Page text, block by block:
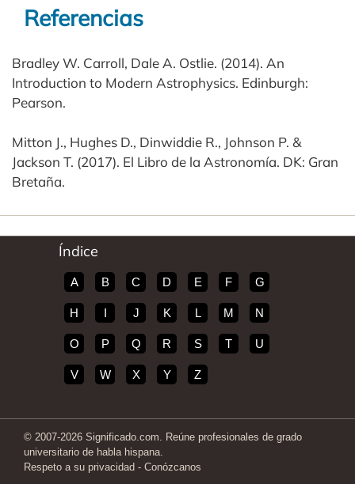
Referencias
Bradley W. Carroll, Dale A. Ostlie. (2014). An
Introduction to Modern Astrophysics. Edinburgh:
Pearson.
Mitton J., Hughes D., Dinwiddie R., Johnson P. &
Jackson T. (2017). El Libro de la Astronomía. DK: Gran
Bretaña.
Índice
A B C D E F G
H I J K L M N
O P Q R S T U
V W X Y Z
© 2007-2026 Significado.com. Reúne profesionales de grado
universitario de habla hispana.
Respeto a su privacidad - Conózcanos